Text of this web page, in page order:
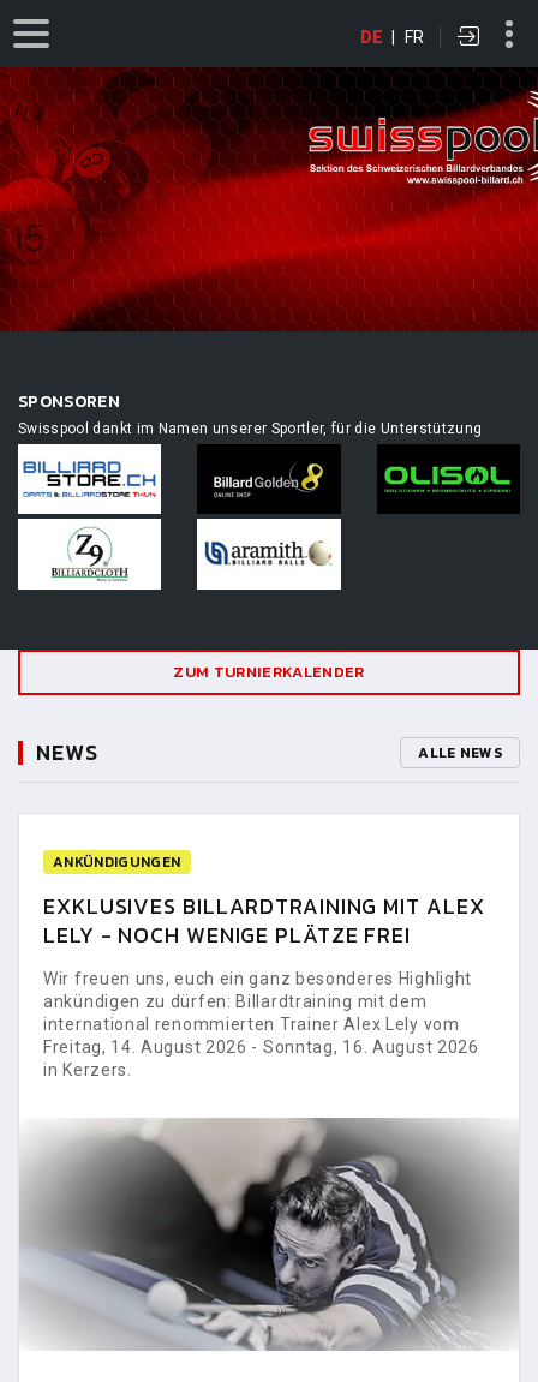
DE | FR
SPONSOREN
Swisspool dankt im Namen unserer Sportler, für die Unterstützung
ZUM TURNIERKALENDER
NEWS ALLE NEWS
ANKÜNDIGUNGEN
EXKLUSIVES BILLARDTRAINING MIT ALEX
LELY - NOCH WENIGE PLÄTZE FREI
Wir freuen uns, euch ein ganz besonderes Highlight
ankündigen zu dürfen: Billardtraining mit dem
international renommierten Trainer Alex Lely vom
Freitag, 14. August 2026 - Sonntag, 16. August 2026
in Kerzers.